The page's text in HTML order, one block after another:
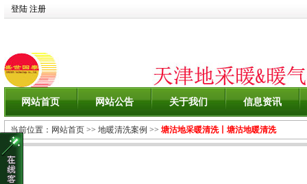
登陆 注册
网站首页 网站公告 关于我们 信息资讯
当前位置： 网站首页 >> 地暖清洗案例 >> 塘沽地采暖清洗丨塘沽地暖清洗